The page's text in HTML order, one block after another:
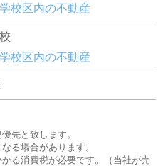
校区内の不動産
校区内の不動産
先と致します。
る場合があります。
る消費税が必要です。（当社が売